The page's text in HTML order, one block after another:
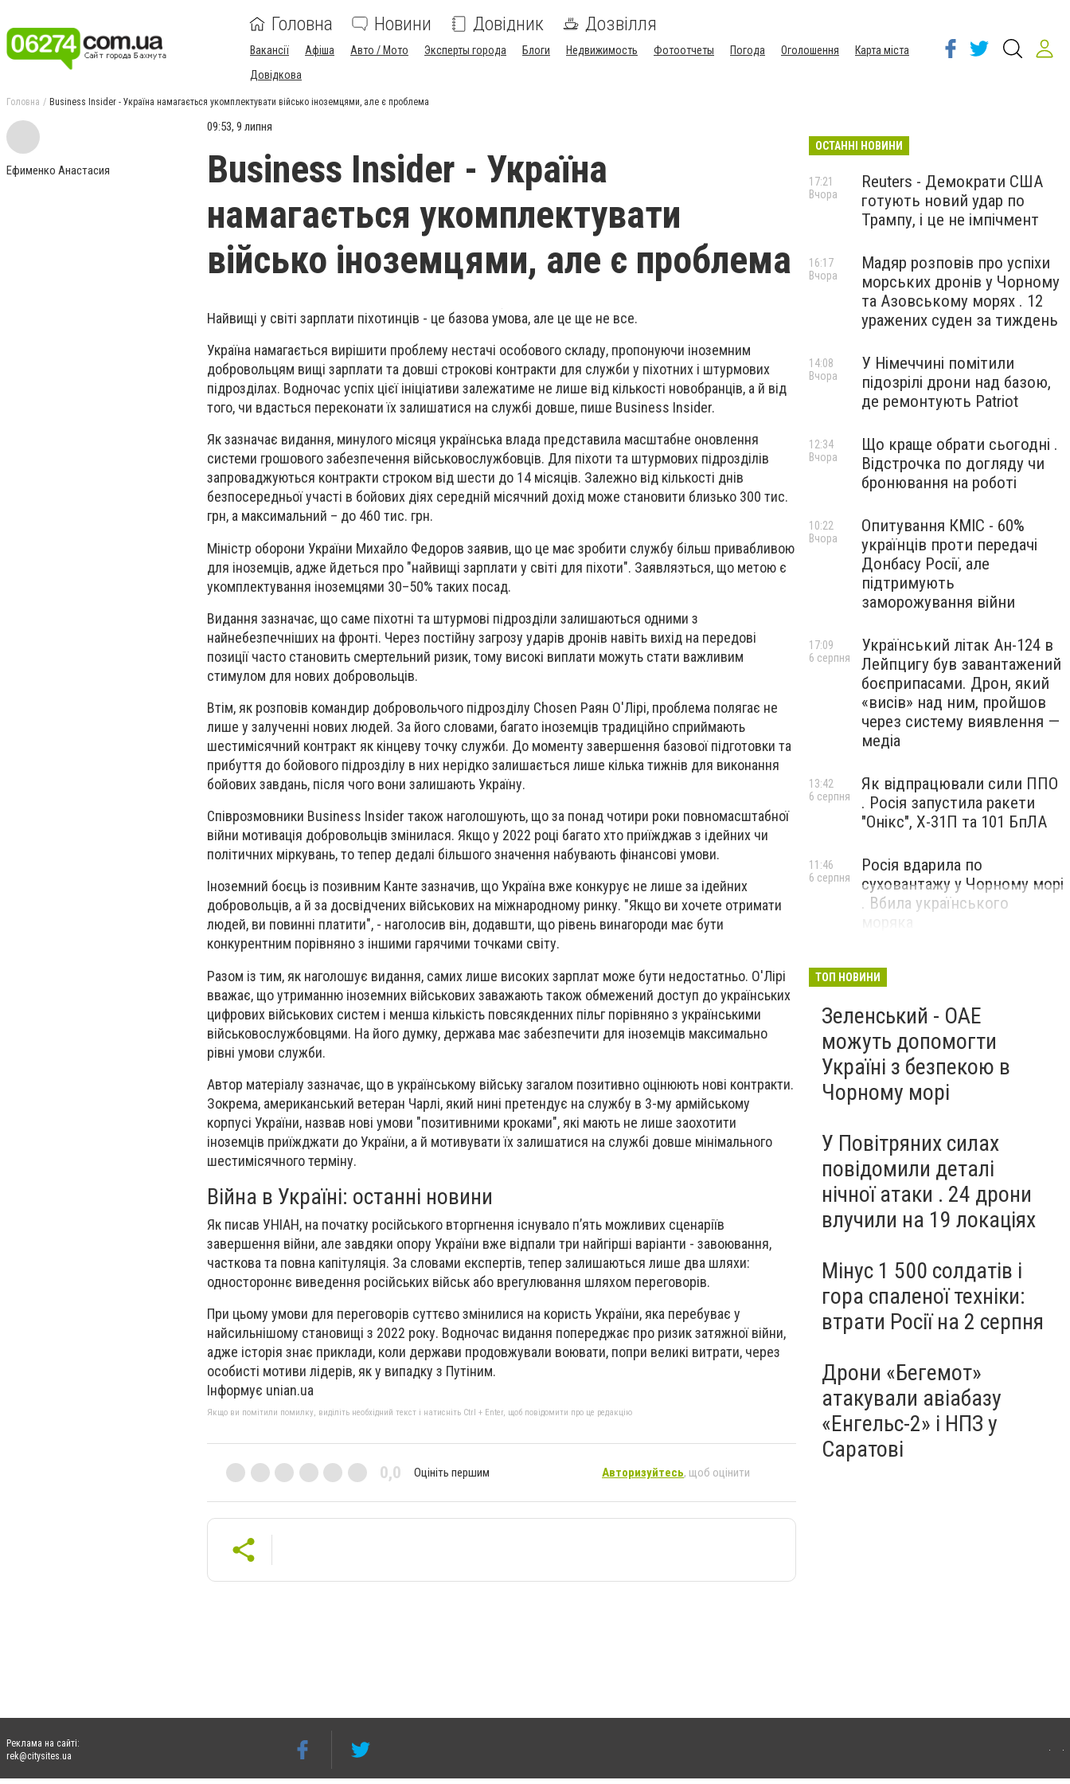
Головна Новини Довідник Дозвілля
Вакансії Афіша Авто / Мото Эксперты города Блоги Недвижимость Фотоотчеты Погода Оголошення
Карта міста
Довідкова
Головна Business Insider - Україна намагається укомплектувати військо іноземцями, але є проблема
Ефименко Анастасия
09:53, 9 липня
Business Insider - Україна
намагається укомплектувати
військо іноземцями, але є проблема
Найвищі у світі зарплати піхотинців - це базова умова, але це ще не все.
Україна намагається вирішити проблему нестачі особового складу, пропонуючи іноземним
добровольцям вищі зарплати та довші строкові контракти для служби у піхотних і штурмових
підрозділах. Водночас успіх цієї ініціативи залежатиме не лише від кількості новобранців, а й від
того, чи вдасться переконати їх залишатися на службі довше, пише Business Insider.
Як зазначає видання, минулого місяця українська влада представила масштабне оновлення
системи грошового забезпечення військовослужбовців. Для піхоти та штурмових підрозділів
запроваджуються контракти строком від шести до 14 місяців. Залежно від кількості днів
безпосередньої участі в бойових діях середній місячний дохід може становити близько 300 тис.
грн, а максимальний – до 460 тис. грн.
Міністр оборони України Михайло Федоров заявив, що це має зробити службу більш привабливою
для іноземців, адже йдеться про "найвищі зарплати у світі для піхоти". Заявляэться, що метою є
укомплектування іноземцями 30–50% таких посад.
Видання зазначає, що саме піхотні та штурмові підрозділи залишаються одними з
найнебезпечніших на фронті. Через постійну загрозу ударів дронів навіть вихід на передові
позиції часто становить смертельний ризик, тому високі виплати можуть стати важливим
стимулом для нових добровольців.
Втім, як розповів командир добровольчого підрозділу Chosen Раян О'Лірі, проблема полягає не
лише у залученні нових людей. За його словами, багато іноземців традиційно сприймають
шестимісячний контракт як кінцеву точку служби. До моменту завершення базової підготовки та
прибуття до бойового підрозділу в них нерідко залишається лише кілька тижнів для виконання
бойових завдань, після чого вони залишають Україну.
Співрозмовники Business Insider також наголошують, що за понад чотири роки повномасштабної
війни мотивація добровольців змінилася. Якщо у 2022 році багато хто приїжджав з ідейних чи
політичних міркувань, то тепер дедалі більшого значення набувають фінансові умови.
Іноземний боєць із позивним Канте зазначив, що Україна вже конкурує не лише за ідейних
добровольців, а й за досвідчених військових на міжнародному ринку. "Якщо ви хочете отримати
людей, ви повинні платити", - наголосив він, додавшти, що рівень винагороди має бути
конкурентним порівняно з іншими гарячими точками світу.
Разом із тим, як наголошує видання, самих лише високих зарплат може бути недостатньо. О'Лірі
вважає, що утриманню іноземних військових заважають також обмежений доступ до українських
цифрових військових систем і менша кількість повсякденних пільг порівняно з українськими
військовослужбовцями. На його думку, держава має забезпечити для іноземців максимально
рівні умови служби.
Автор матеріалу зазначає, що в українському війську загалом позитивно оцінюють нові контракти.
Зокрема, американський ветеран Чарлі, який нині претендує на службу в 3-му армійському
корпусі України, назвав нові умови "позитивними кроками", які мають не лише заохотити
іноземців приїжджати до України, а й мотивувати їх залишатися на службі довше мінімального
шестимісячного терміну.
Війна в Україні: останні новини
Як писав УНІАН, на початку російського вторгнення існувало п’ять можливих сценаріїв
завершення війни, але завдяки опору України вже відпали три найгірші варіанти - завоювання,
часткова та повна капітуляція. За словами експертів, тепер залишаються лише два шляхи:
одностороннє виведення російських військ або врегулювання шляхом переговорів.
При цьому умови для переговорів суттєво змінилися на користь України, яка перебуває у
найсильнішому становищі з 2022 року. Водночас видання попереджає про ризик затяжної війни,
адже історія знає приклади, коли держави продовжували воювати, попри великі витрати, через
особисті мотиви лідерів, як у випадку з Путіним.
Інформує unian.ua
Якщо ви помітили помилку, виділіть необхідний текст і натисніть Ctrl + Enter, щоб повідомити про це редакцію
0,0 Оцініть першим Авторизуйтесь, щоб оцінити
ОСТАННІ НОВИНИ
Reuters - Демократи США
готують новий удар по
Трампу, і це не імпічмент
17:21
Вчора
Мадяр розповів про успіхи
морських дронів у Чорному
та Азовському морях . 12
уражених суден за тиждень
16:17
Вчора
У Німеччині помітили
підозрілі дрони над базою,
де ремонтують Patriot
14:08
Вчора
Що краще обрати сьогодні .
Відстрочка по догляду чи
бронювання на роботі
12:34
Вчора
Опитування КМІС - 60%
українців проти передачі
Донбасу Росії, але
підтримують
заморожування війни
10:22
Вчора
Український літак Ан-124 в
Лейпцигу був завантажений
боєприпасами. Дрон, який
«висів» над ним, пройшов
через систему виявлення —
медіа
17:09
6 серпня
Як відпрацювали сили ППО
. Росія запустила ракети
"Онікс", Х-31П та 101 БпЛА
13:42
6 серпня
Росія вдарила по
суховантажу у Чорному морі
. Вбила українського
11:46
6 серпня
ТОП НОВИНИ
Зеленський - ОАЕ
можуть допомогти
Україні з безпекою в
Чорному морі
У Повітряних силах
повідомили деталі
нічної атаки . 24 дрони
влучили на 19 локаціях
Мінус 1 500 солдатів і
гора спаленої техніки:
втрати Росії на 2 серпня
Дрони «Бегемот»
атакували авіабазу
«Енгельс-2» і НПЗ у
Саратові
Реклама на сайті:
rek@citysites.ua